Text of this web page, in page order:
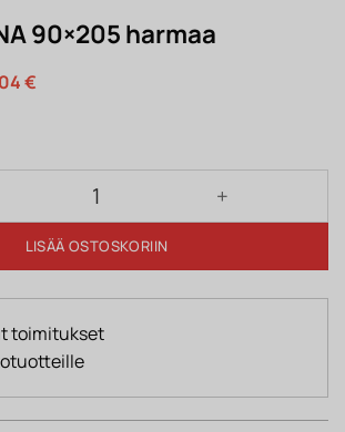
90×205 harmaa
€Nykyinen
harmaa määrä
LISÄÄ OSTOSKORIIN
toimitukset